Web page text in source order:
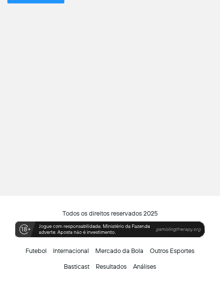
Todos os direitos reservados 2025
Futebol Internacional Mercado da Bola Outros Esportes
Basticast Resultados Análises